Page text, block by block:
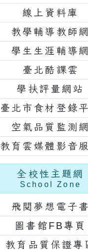
線上資料庫
教學輔導教師網
學生生涯輔導網
臺北酷課雲
學扶評量網站
臺北市食材登錄
空氣品質監測網
教育雲媒體影音
全校性主題網
School Zone
飛閱夢想電子書
圖書館FB專頁
教育品質保證專